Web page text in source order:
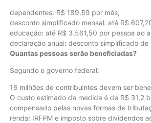
dependentes: R$ 189,59 por mês;
desconto simplificado mensal: até R$
educação: até R$ 3.561,50 por pessoa ao
declaração anual: desconto simplificado de
Quantas pessoas serão beneficiadas?
Segundo o governo federal:
16 milhões de contribuintes devem ser
O custo estimado da medida é de R$ 31,2
compensado pelas novas formas de
renda: IRFPM e imposto sobre dividendos